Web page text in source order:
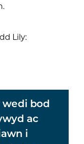
Lily:
wedi bod
ac
i